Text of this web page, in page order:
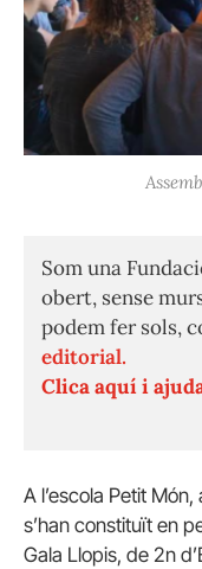
Som una
obert, sense
podem fer sols,
editorial.
Clica aquí i
A l’escola Petit
s’han constituït en
Gala Llopis, de 2n